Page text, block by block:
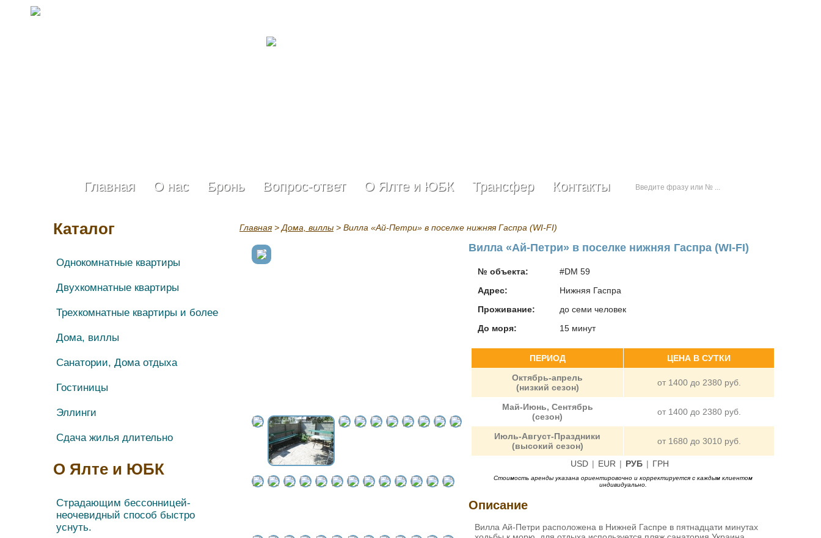
Главная О нас Бронь Вопрос-ответ О Ялте и ЮБК Трансфер Контакты
Каталог
Однокомнатные квартиры
Двухкомнатные квартиры
Трехкомнатные квартиры и более
Дома, виллы
Санатории, Дома отдыха
Гостиницы
Эллинги
Сдача жилья длительно
О Ялте и ЮБК
Страдающим бессонницей-
неочевидный способ быстро
уснуть.
Главная> Дома, виллы > Вилла «Ай-Петри» в поселке нижняя Гаспра (WI-FI)
Вилла «Ай-Петри» в поселке нижняя Гаспра (WI-FI)
№ объекта:
#DM 59
Адрес:
Нижняя Гаспра
Проживание:
до семи человек
До моря:
15 минут
ПЕРИОД
ЦЕНА В СУТКИ
Октябрь-апрель
(низкий сезон)
от 1400 до 2380 руб.
Май-Июнь, Сентябрь
(сезон)
от 1400 до 2380 руб.
Июль-Август-Праздники
(высокий сезон)
от 1680 до 3010 руб.
USD | EUR | РУБ | ГРН
Стоимость аренды указана ориентировочно и корректируется с каждым клиентом
индивидуально.
Описание
Вилла Ай-Петри расположена в Нижней Гаспре в пятнадцати минутах